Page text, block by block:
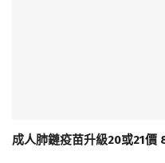
成人肺鏈疫苗升級20或21價